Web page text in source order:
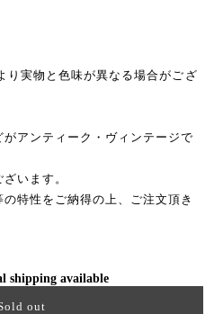
実物と色味が異なる場合がござ
アンティーク・ヴィンテージで
います。
特性をご納得の上、ご注文頂き
shipping available
out